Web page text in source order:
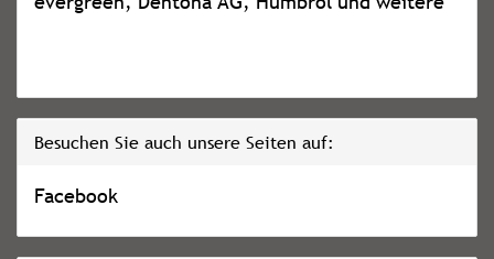
Besuchen Sie auch unsere Seiten auf:
Facebook